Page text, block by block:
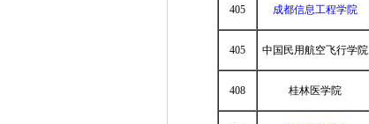
405 成都信息工程学院
405 中国民用航空飞行学院
408 桂林医学院